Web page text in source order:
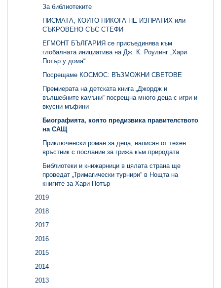
За библиотеките
ПИСМАТА, КОИТО НИКОГА НЕ ИЗПРАТИХ или
СЪКРОВЕНО СЪС СТЕФИ
ЕГМОНТ БЪЛГАРИЯ се присъединява към
глобалната инициатива на Дж. К. Роулинг „Хари
Потър у дома“
Посрещаме КОСМОС: ВЪЗМОЖНИ СВЕТОВЕ
Премиерата на детската книга „Джордж и
вълшебните камъни“ посрещна много деца с игри и
вкусни мъфини
Биографията, която предизвика правителството
на САЩ
Приключенски роман за деца, написан от техен
връстник с послание за грижа към природата
Библиотеки и книжарници в цялата страна ще
проведат „Тримагически турнири“ в Нощта на
книгите за Хари Потър
2019
2018
2017
2016
2015
2014
2013